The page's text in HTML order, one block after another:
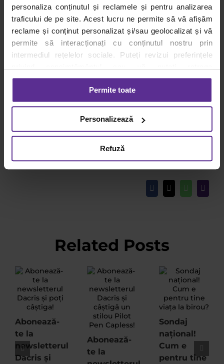
personaliza conținutul și reclamele și pentru analizarea
traficului de pe site. Acest lucru ne permite să vă afișăm
reclame și conținut personalizat și/sau geolocalizat și vă
permite să interacționați cu conținutul nostru prin
intermediul rețelelor sociale. Puteți revizui preferințele
consimțământul oricând, făcând click pe linkul către
setările dvs. de cookie-uri.
Pentru mai multe informații, vă rugăm să revizuiți politica
Permite toate
Personalizează
Refuză
Doi copii talentati vor primi din partea noastra cate un
set deacuarele temperasolida, 12 culori.
Le felicitam pe mamici (Samson Corina Iuliana si Raluca
Breziceanu) pentru ca i-au inscris in concursul nostru de
pe facebook
Dragi mamici,Samson Corina IulianasiRaluca
asteptam sa ne trimiteti adresa si numarul
Autor
Carmen Savu
Facebook
X WhatsApp
Email
Related Posts
Abonează-
te la
newsletterul
Dacris și
Abonează-
te la
Sondaj
național!
Cum e
pentru tine